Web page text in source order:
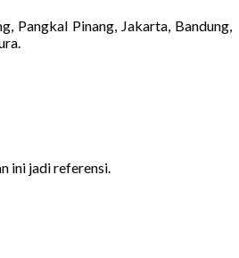
Pangkal Pinang, Jakarta, Bandung,
ini jadi referensi.